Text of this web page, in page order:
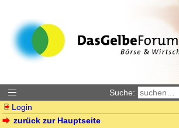
Suche:
Login
zurück zur Hauptseite